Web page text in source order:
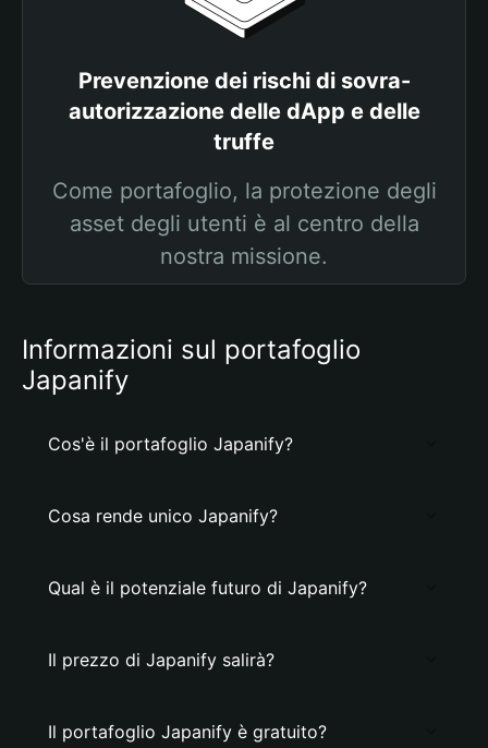
Prevenzione dei rischi di sovra-
autorizzazione delle dApp e delle
truffe
Come portafoglio, la protezione degli
asset degli utenti è al centro della
nostra missione.
Informazioni sul portafoglio
Japanify
Cos'è il portafoglio Japanify?
Cosa rende unico Japanify?
Qual è il potenziale futuro di Japanify?
Il prezzo di Japanify salirà?
Il portafoglio Japanify è gratuito?